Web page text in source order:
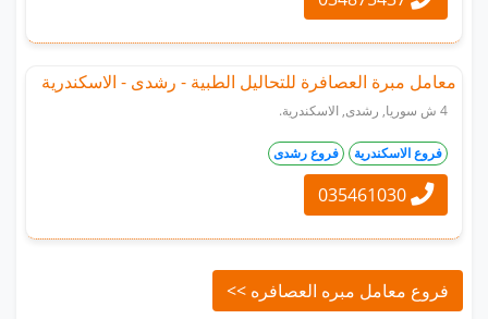
معامل مبرة العصافرة للتحاليل الطبية - رشدى - الاسكندرية
4 ش سوريا, رشدى, الاسكندرية.
فروع الاسكندرية فروع رشدى
فروع معامل مبره العصافره >>